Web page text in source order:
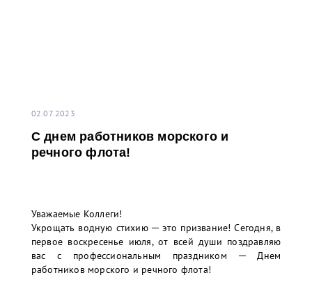
письма: УНЭП (наименование организации).
В случае вашей заинтересованности и желания
использования УНЭП, а также для организации
присоединения УНЭП единоличного исполнительного
02.07.2023
С днем работников морского и
речного флота!
Уважаемые Коллеги!
Укрощать водную стихию ─ это призвание! Сегодня, в
первое воскресенье июля, от всей души поздравляю
вас с профессиональным праздником ─ Днем
работников морского и речного флота!